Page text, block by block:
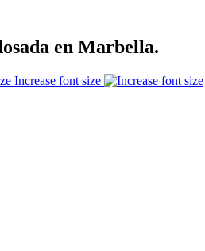
en Marbella.
Increase font size